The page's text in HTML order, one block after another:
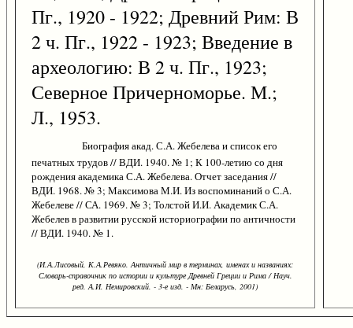
Пг., 1920 - 1922; Древний Рим: В
2 ч. Пг., 1922 - 1923; Введение в
археологию: В 2 ч. Пг., 1923;
Северное Причерноморье. М.;
Л., 1953.
Биография акад. С.А. Жебелева и список его
печатных трудов // ВДИ. 1940. № 1; К 100-летию со дня
рождения академика С.А. Жебелева. Отчет заседания //
ВДИ. 1968. № 3; Максимова М.И. Из воспоминаний о С.А.
Жебелеве // СА. 1969. № 3; Толстой И.И. Академик С.А.
Жебелев в развитии русской историографии по античности
// ВДИ. 1940. № 1.
(И.А.Лисовый, К.А.Ревяко. Античный мир в терминах, именах и названиях:
Словарь-справочник по истории и культуре Древней Греции и Рима / Науч.
ред. А.И. Немировский. - 3-е изд. - Мн: Беларусь, 2001)